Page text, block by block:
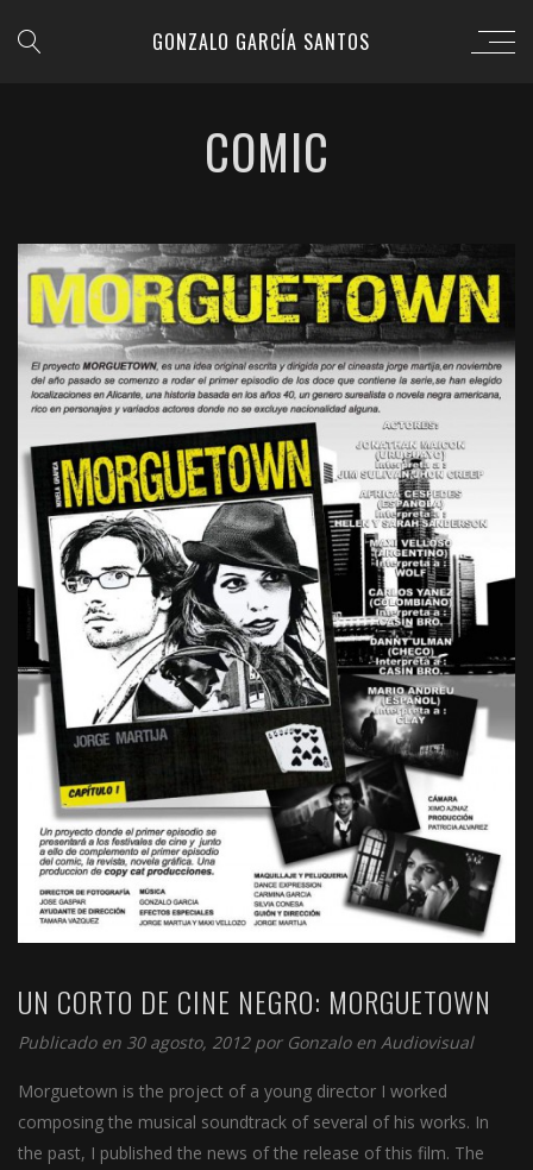
GONZALO GARCÍA SANTOS
COMIC
UN CORTO DE CINE NEGRO: MORGUETOWN
Publicado en 30 agosto, 2012 por Gonzalo en Audiovisual
Morguetown is the project of a young director I worked
composing the musical soundtrack of several of his works. In
the past, I published the news of the release of this film. The